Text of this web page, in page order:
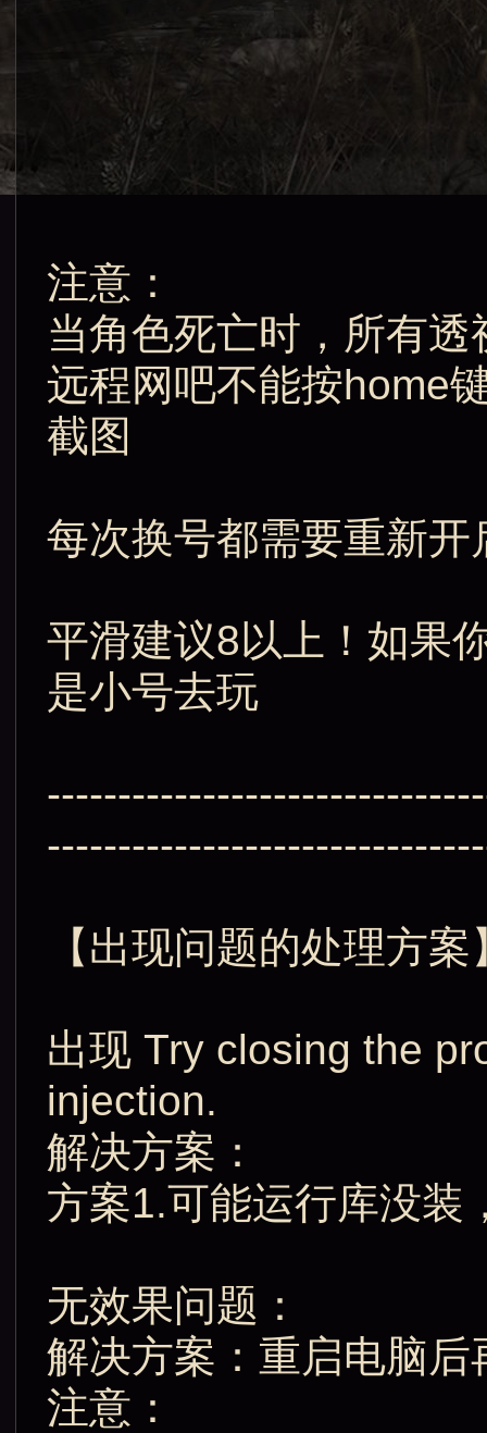
注意：
当角色死亡时，所有
远程网吧不能按home
截图
每次换号都需要重新开
平滑建议8以上！如果
是小号去玩
【出现问题的处理方案
出现 Try closing the
injection.
解决方案：
方案1.可能运行库没装
无效果问题：
解决方案：重启电脑后
注意：